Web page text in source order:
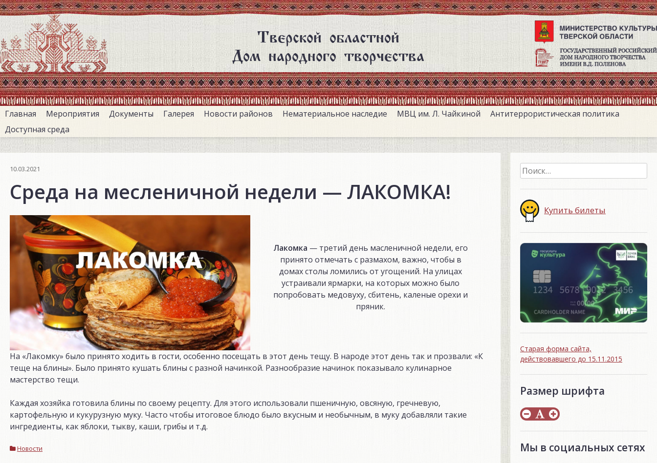
Перейти
к
основному
содержанию
Тверской областной
Дом народного творчества
Главная Мероприятия Документы Галерея Новости районов Нематериальное наследие МВЦ им. Л. Чайкиной
Антитеррористическая политика
Доступная среда
10.03.2021
Среда на месленичной недели — ЛАКОМКА!
Лакомка — третий день масленичной недели, его
принято отмечать с размахом, важно, чтобы в
домах столы ломились от угощений. На улицах
устраивали ярмарки, на которых можно было
попробовать медовуху, сбитень, каленые орехи и
пряник.
На «Лакомку» было принято ходить в гости, особенно посещать в этот день тещу. В народе этот день так и прозвали: «К
теще на блины». Было принято кушать блины с разной начинкой. Разнообразие начинок показывало кулинарное
мастерство тещи.
Каждая хозяйка готовила блины по своему рецепту. Для этого использовали пшеничную, овсяную, гречневую,
картофельную и кукурузную муку. Часто чтобы итоговое блюдо было вкусным и необычным, в муку добавляли такие
ингредиенты, как яблоки, тыкву, каши, грибы и т.д.
Новости
Найти:
Купить билеты
Старая форма сайта,
действовавшего до 15.11.2015
Размер шрифта
Мы в социальных сетях